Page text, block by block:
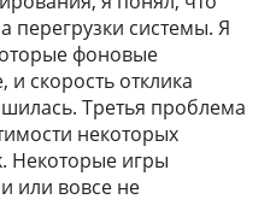
перегрузки системы. Я
фоновые
скорость отклика
Третья проблема
некоторых
Некоторые игры
или вовсе не